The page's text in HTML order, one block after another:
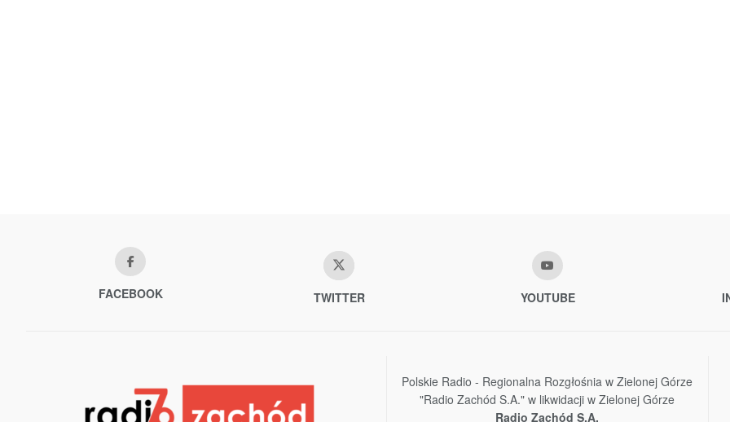
FACEBOOK TWITTER YOUTUBE
Polskie Radio - Regionalna Rozgłośnia w Zielonej Górze
"Radio Zachód S.A." w likwidacji w Zielonej Górze
Radio Zachód S.A.